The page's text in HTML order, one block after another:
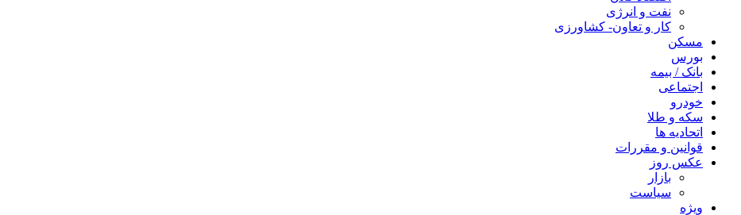
نفت و انرژی
کار و تعاون- کشاورزی
مسکن
بورس
بانک / بیمه
اجتماعی
خودرو
سکه و طلا
اتحادیه ها
قوانین و مقررات
عکس روز
بازار
سیاست
ویژه